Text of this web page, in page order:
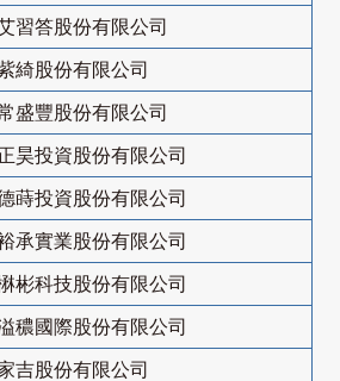
習答股份有限公司
綺股份有限公司
盛豐股份有限公司
昊投資股份有限公司
蒔投資股份有限公司
承實業股份有限公司
彬科技股份有限公司
穠國際股份有限公司
吉股份有限公司